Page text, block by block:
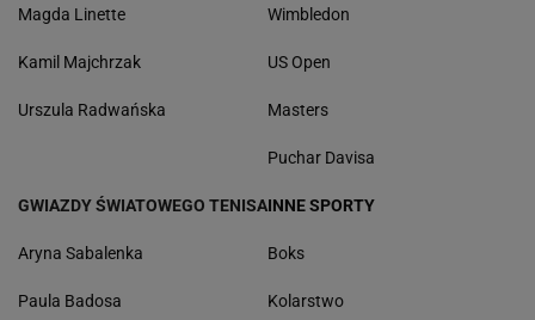
Magda Linette
Kamil Majchrzak
Urszula Radwańska
Wimbledon
US Open
Masters
Puchar Davisa
GWIAZDY ŚWIATOWEGO TENISA
Aryna Sabalenka
Paula Badosa
INNE SPORTY
Boks
Kolarstwo